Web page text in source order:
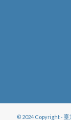
© 2024 Copyright - 臺